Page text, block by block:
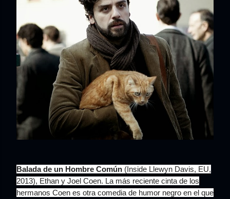
Balada de un Hombre Común (Inside Llewyn Davis, EU,
2013), Ethan y Joel Coen. La más reciente cinta de los
hermanos Coen es otra comedia de humor negro en el que